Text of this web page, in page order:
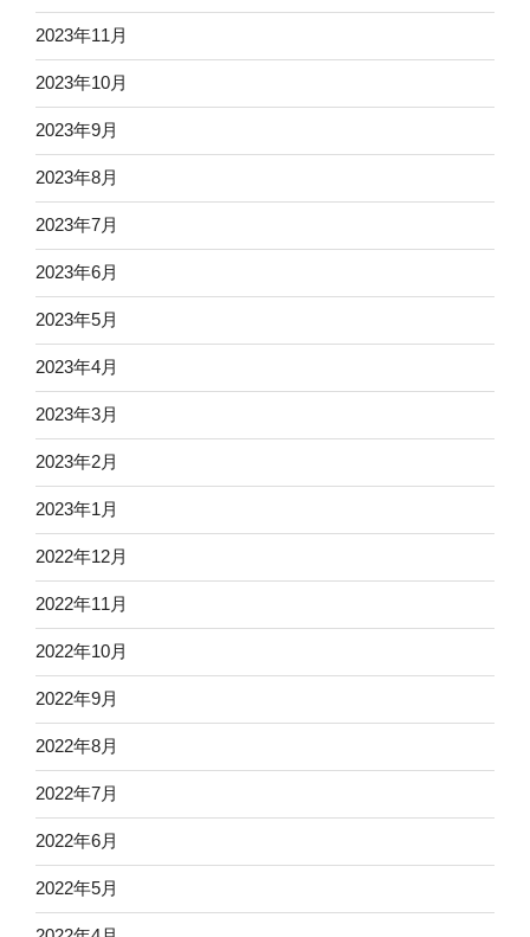
2023年11月
2023年10月
2023年9月
2023年8月
2023年7月
2023年6月
2023年5月
2023年4月
2023年3月
2023年2月
2023年1月
2022年12月
2022年11月
2022年10月
2022年9月
2022年8月
2022年7月
2022年6月
2022年5月